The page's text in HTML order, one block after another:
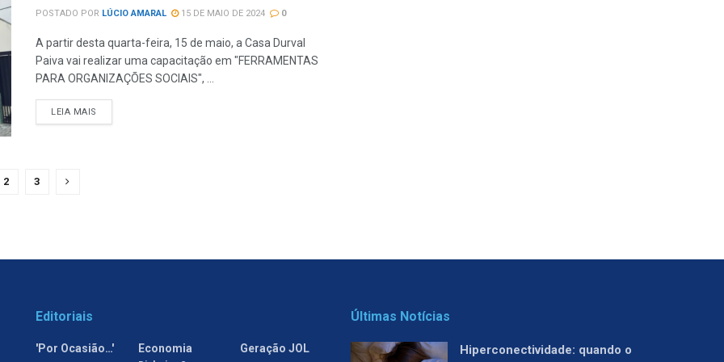
POSTADO POR LÚCIO AMARAL 15 DE MAIO DE 2024 0
A partir desta quarta-feira, 15 de maio, a Casa Durval
Paiva vai realizar uma capacitação em "FERRAMENTAS
PARA ORGANIZAÇÕES SOCIAIS", ...
LEIA MAIS
2 3
Editoriais
'Por Ocasião…' Economia Geração JOL
Últimas Notícias
Hiperconectividade: quando o